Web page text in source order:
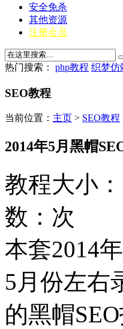
安全免杀
其他资源
注册会员
热门搜索： php教程 织梦仿
SEO教程
当前位置： 主页 > SEO教程
2014年5月黑帽
教程大小
数： 次
本套2014
5月份左右
的黑帽